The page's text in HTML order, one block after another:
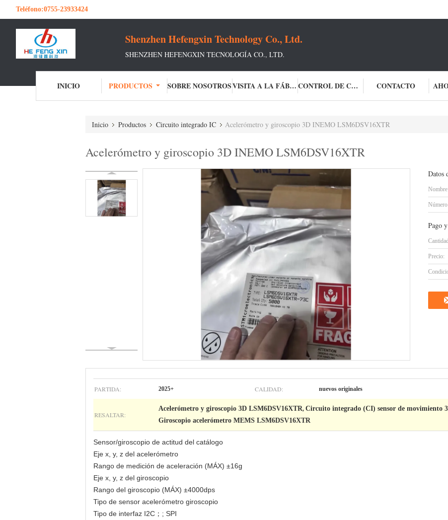
Teléfono:0755-23933424
Shenzhen Hefengxin Technology Co., Ltd.
SHENZHEN HEFENGXIN TECNOLOGÍA CO., LTD.
INICIO PRODUCTOS SOBRE NOSOTROS VISITA A LA FÁBRICA CONTROL DE CALIDAD CONTACTO
Inicio Productos Circuito integrado IC Acelerómetro y giroscopio 3D INEMO LSM6DSV16XTR
Acelerómetro y giroscopio 3D INEMO LSM6DSV16XTR
Datos
Nombre
Pago
Precio:
PARTIDA: 2025+ CALIDAD: nuevos originales
RESALTAR:
Acelerómetro y giroscopio 3D LSM6DSV16XTR, Circuito integrado (CI) sensor de movimiento
Giroscopio acelerómetro MEMS LSM6DSV16XTR
Sensor/giroscopio de actitud del catálogo
Eje x, y, z del acelerómetro
Rango de medición de aceleración (MÁX) ±16g
Eje x, y, z del giroscopio
Rango del giroscopio (MÁX) ±4000dps
Tipo de sensor acelerómetro giroscopio
Tipo de interfaz I2C；; SPI